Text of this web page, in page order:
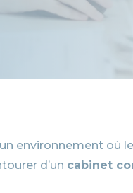
environnement où
d’un cabinet